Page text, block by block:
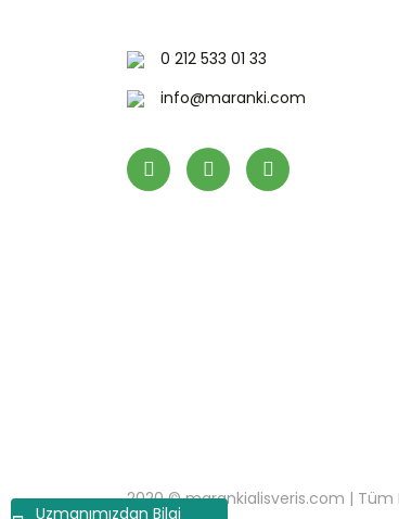
Uzmanımızdan Bilgi
0 212 533 01 33
info@maranki.com
2020 © marankialisveris.com | Tüm